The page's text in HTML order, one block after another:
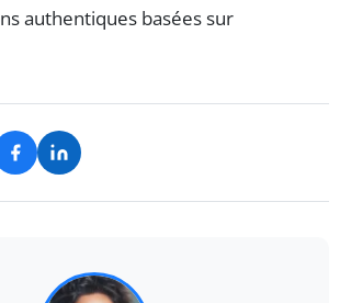
authentiques basées sur